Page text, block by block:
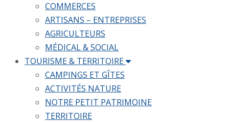
COMMERCES
ARTISANS – ENTREPRISES
AGRICULTEURS
MÉDICAL & SOCIAL
TOURISME & TERRITOIRE
CAMPINGS ET GÎTES
ACTIVITÉS NATURE
NOTRE PETIT PATRIMOINE
TERRITOIRE